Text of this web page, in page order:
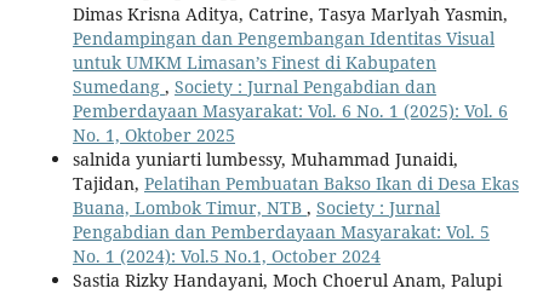
Dimas Krisna Aditya, Catrine, Tasya Marlyah Yasmin,
Pendampingan dan Pengembangan Identitas Visual
untuk UMKM Limasan’s Finest di Kabupaten
Sumedang , Society : Jurnal Pengabdian dan
Pemberdayaan Masyarakat: Vol. 6 No. 1 (2025): Vol. 6
No. 1, Oktober 2025
salnida yuniarti lumbessy, Muhammad Junaidi,
Tajidan, Pelatihan Pembuatan Bakso Ikan di Desa Ekas
Buana, Lombok Timur, NTB , Society : Jurnal
Pengabdian dan Pemberdayaan Masyarakat: Vol. 5
No. 1 (2024): Vol.5 No.1, October 2024
Sastia Rizky Handayani, Moch Choerul Anam, Palupi